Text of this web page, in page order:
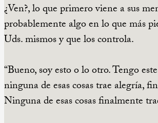
¿Ven?, lo que primero viene a sus
probablemente algo en lo que más
Uds. mismos y que los controla.
“Bueno, soy esto o lo otro. Tengo
ninguna de esas cosas trae alegría,
Ninguna de esas cosas finalmente